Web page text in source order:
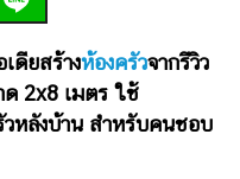
ดียสร้างห้องครัวจากรีวิว
2x8 เมตร ใช้
วหลังบ้าน สำหรับคนชอบ